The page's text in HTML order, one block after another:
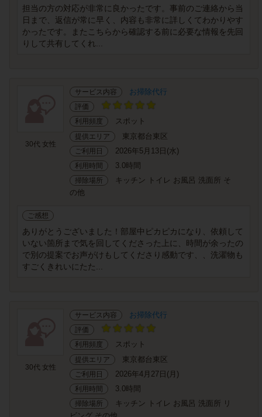
担当の方の対応が非常に良かったです。事前のご連絡から当
日まで、返信が常に早く、内容も非常に詳しくてわかりやす
かったです。またこちらから確認する前に必要な情報を先回
りして共有してくれ...
30代 女性
サービス内容 お掃除代行
評価
利用頻度
スポット
提供エリア 東京都台東区
ご利用日 2026年5月13日(水)
利用時間 3.0時間
掃除場所
キッチン トイレ お風呂 洗面所 そ
の他
ご感想
ありがとうございました！部屋中ピカピカになり、依頼して
いない箇所まで気を回してくださった上に、時間が余ったの
で別の提案でお声がけもしてくださり感動です、、洗濯物も
すごくきれいにたた...
30代 女性
サービス内容 お掃除代行
評価
利用頻度
スポット
提供エリア 東京都台東区
ご利用日 2026年4月27日(月)
利用時間 3.0時間
掃除場所
キッチン トイレ お風呂 洗面所 リ